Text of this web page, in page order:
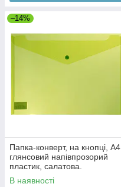
–14%
Папка-конверт, на кнопці, А4,
глянсовий напівпрозорий
пластик, салатова.
В наявності